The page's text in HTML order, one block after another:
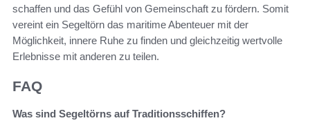
schaffen und das Gefühl von Gemeinschaft zu fördern. Somit
vereint ein Segeltörn das maritime Abenteuer mit der
Möglichkeit, innere Ruhe zu finden und gleichzeitig wertvolle
Erlebnisse mit anderen zu teilen.
FAQ
Was sind Segeltörns auf Traditionsschiffen?